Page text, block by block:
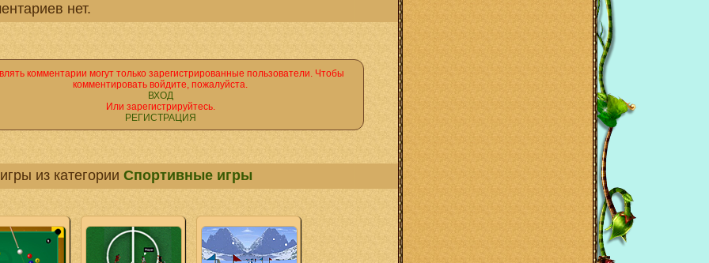
нет.
комментарии могут только зарегистрированные пользователи. Чтобы
комментировать войдите, пожалуйста.
ВХОД
Или зарегистрируйтесь.
РЕГИСТРАЦИЯ
из категории Спортивные игры